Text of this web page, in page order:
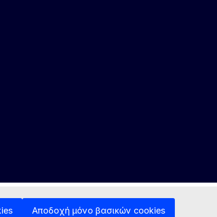
Αποδοχή μόνο βασικών cookies